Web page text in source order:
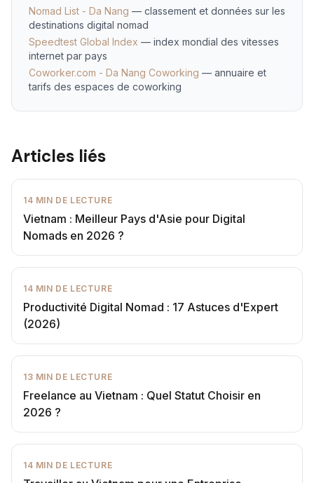
Nomad List - Da Nang — classement et données sur les
destinations digital nomad
Speedtest Global Index — index mondial des vitesses
internet par pays
Coworker.com - Da Nang Coworking — annuaire et
tarifs des espaces de coworking
Articles liés
14 MIN DE LECTURE
Vietnam : Meilleur Pays d'Asie pour Digital
Nomads en 2026 ?
14 MIN DE LECTURE
Productivité Digital Nomad : 17 Astuces d'Expert
(2026)
13 MIN DE LECTURE
Freelance au Vietnam : Quel Statut Choisir en
2026 ?
14 MIN DE LECTURE